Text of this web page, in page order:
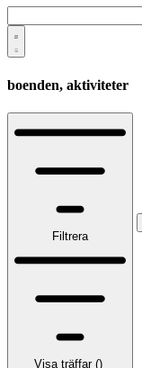
boenden, aktiviteter
Filtrera
Visa träffar ()